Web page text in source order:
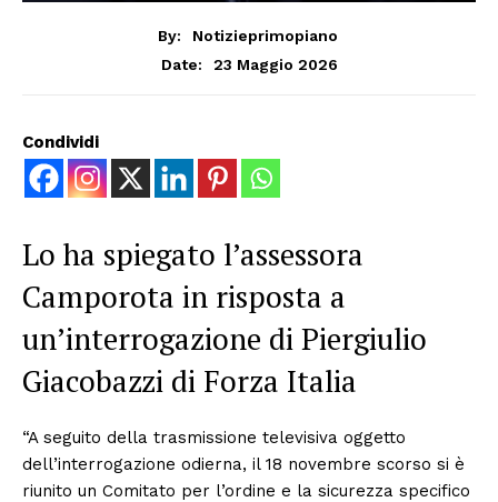
By:
Notizieprimopiano
Date:
23 Maggio 2026
Condividi
Lo ha spiegato l’assessora
Camporota in risposta a
un’interrogazione di Piergiulio
Giacobazzi di Forza Italia
“A seguito della trasmissione televisiva oggetto
dell’interrogazione odierna, il 18 novembre scorso si è
riunito un Comitato per l’ordine e la sicurezza specifico